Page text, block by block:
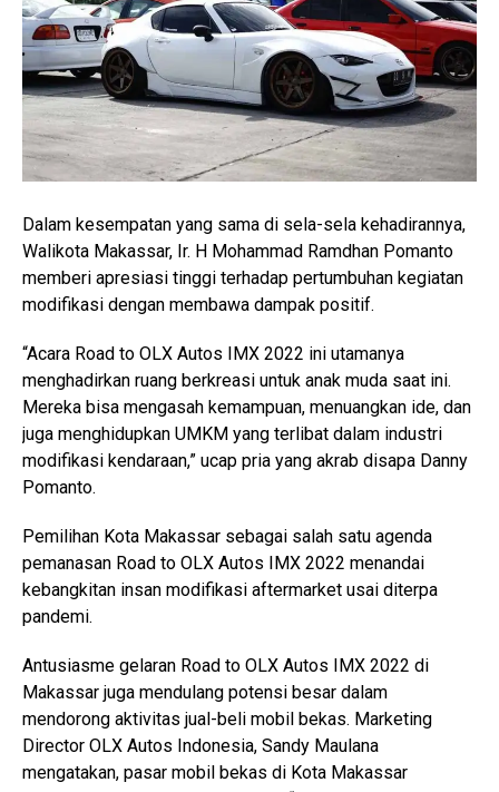
Dalam kesempatan yang sama di sela-sela kehadirannya,
Walikota Makassar, Ir. H Mohammad Ramdhan Pomanto
memberi apresiasi tinggi terhadap pertumbuhan kegiatan
modifikasi dengan membawa dampak positif.
“Acara Road to OLX Autos IMX 2022 ini utamanya
menghadirkan ruang berkreasi untuk anak muda saat ini.
Mereka bisa mengasah kemampuan, menuangkan ide, dan
juga menghidupkan UMKM yang terlibat dalam industri
modifikasi kendaraan,” ucap pria yang akrab disapa Danny
Pomanto.
Pemilihan Kota Makassar sebagai salah satu agenda
pemanasan Road to OLX Autos IMX 2022 menandai
kebangkitan insan modifikasi aftermarket usai diterpa
pandemi.
Antusiasme gelaran Road to OLX Autos IMX 2022 di
Makassar juga mendulang potensi besar dalam
mendorong aktivitas jual-beli mobil bekas. Marketing
Director OLX Autos Indonesia, Sandy Maulana
mengatakan, pasar mobil bekas di Kota Makassar